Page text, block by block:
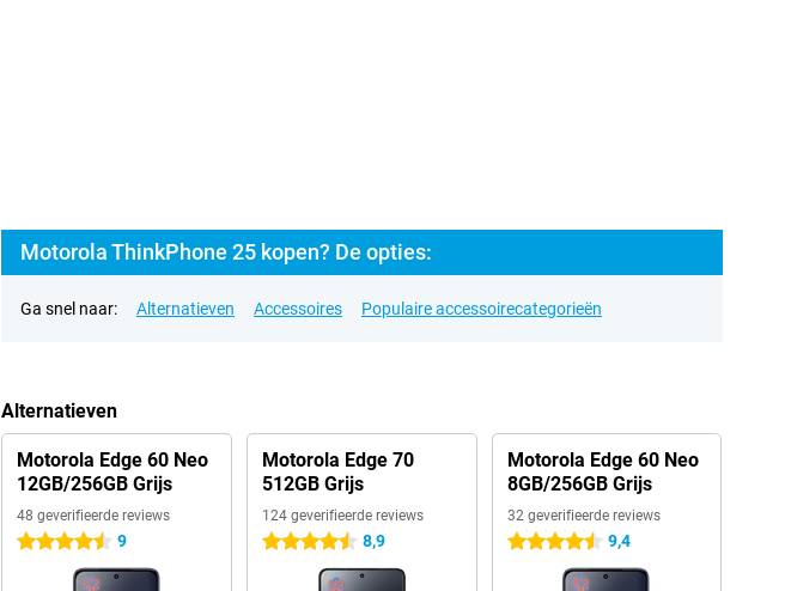
Motorola ThinkPhone 25 kopen? De opties:
Ga snel naar: Alternatieven Accessoires Populaire accessoirecategorieën
Alternatieven
Motorola Edge 60 Neo
12GB/256GB Grijs
48 geverifieerde reviews
4.5 sterren 9
Motorola Edge 70
512GB Grijs
124 geverifieerde reviews
4.5 sterren 8,9
Motorola Edge 60 Neo
8GB/256GB Grijs
32 geverifieerde reviews
4.5 sterren 9,4